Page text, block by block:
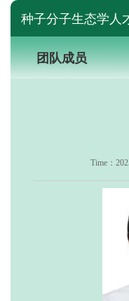
种子分子生态学人
团队成员
Time：